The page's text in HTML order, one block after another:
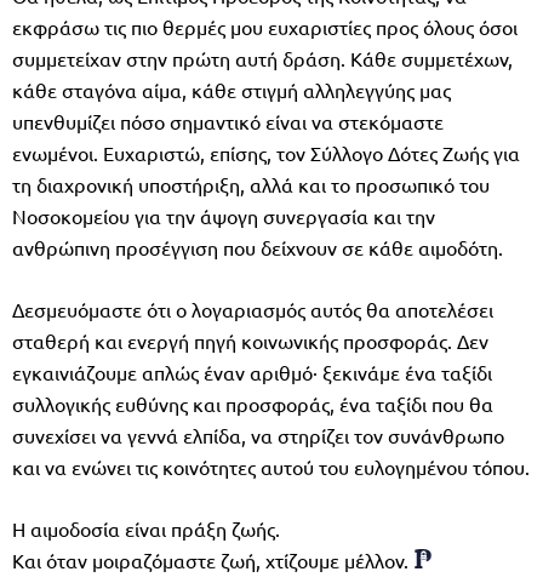
εκφράσω τις πιο θερμές μου ευχαριστίες προς όλους όσοι
συμμετείχαν στην πρώτη αυτή δράση. Κάθε συμμετέχων,
κάθε σταγόνα αίμα, κάθε στιγμή αλληλεγγύης μας
υπενθυμίζει πόσο σημαντικό είναι να στεκόμαστε
ενωμένοι. Ευχαριστώ, επίσης, τον Σύλλογο Δότες Ζωής για
τη διαχρονική υποστήριξη, αλλά και το προσωπικό του
Νοσοκομείου για την άψογη συνεργασία και την
ανθρώπινη προσέγγιση που δείχνουν σε κάθε αιμοδότη.
Δεσμευόμαστε ότι ο λογαριασμός αυτός θα αποτελέσει
σταθερή και ενεργή πηγή κοινωνικής προσφοράς. Δεν
εγκαινιάζουμε απλώς έναν αριθμό· ξεκινάμε ένα ταξίδι
συλλογικής ευθύνης και προσφοράς, ένα ταξίδι που θα
συνεχίσει να γεννά ελπίδα, να στηρίζει τον συνάνθρωπο
και να ενώνει τις κοινότητες αυτού του ευλογημένου τόπου.
Η αιμοδοσία είναι πράξη ζωής.
Και όταν μοιραζόμαστε ζωή, χτίζουμε μέλλον.